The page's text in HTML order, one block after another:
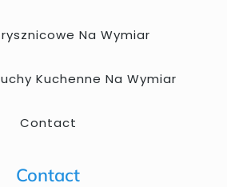
Na Wymiar
Kuchenne Na Wymiar
Contact
Contact